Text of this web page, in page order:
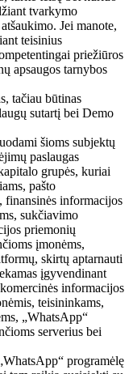
tvarkymo
Jei manote,
teisinius
priežiūros
apsaugos tarnybos
tačiau būtinas
sutartį bei Demo
šioms subjektų
paslaugas
grupės, kuriai
pašto
finansinės informacijos
sukčiavimo
priemonių
įmonėms,
skirtų aptarnauti
įgyvendinant
informacijos
teisininkams,
„WhatsApp“
serverius bei
programėlę